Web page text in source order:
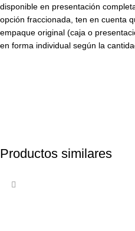
disponible en presentación
opción fraccionada, ten en cuenta
empaque original (caja o
en forma individual según la
Productos similares